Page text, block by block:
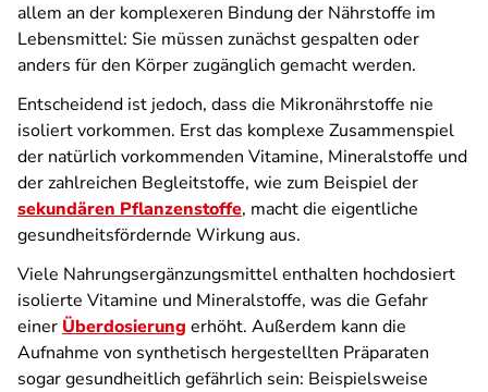
allem an der komplexeren Bindung der Nährstoffe im
Lebensmittel: Sie müssen zunächst gespalten oder
anders für den Körper zugänglich gemacht werden.
Entscheidend ist jedoch, dass die Mikronährstoffe nie
isoliert vorkommen. Erst das komplexe Zusammenspiel
der natürlich vorkommenden Vitamine, Mineralstoffe und
der zahlreichen Begleitstoffe, wie zum Beispiel der
sekundären Pflanzenstoffe, macht die eigentliche
gesundheitsfördernde Wirkung aus.
Viele Nahrungsergänzungsmittel enthalten hochdosiert
isolierte Vitamine und Mineralstoffe, was die Gefahr
einer Überdosierung erhöht. Außerdem kann die
Aufnahme von synthetisch hergestellten Präparaten
sogar gesundheitlich gefährlich sein: Beispielsweise